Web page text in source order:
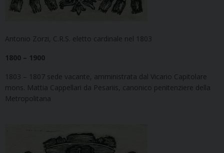
Antonio Zorzi, C.R.S. eletto cardinale nel 1803
1800 – 1900
1803 – 1807 sede vacante, amministrata dal Vicario Capitolare
mons. Mattia Cappellari da Pesariis, canonico penitenziere della
Metropolitana